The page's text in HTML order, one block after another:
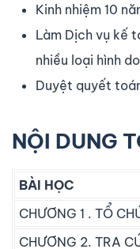
Kinh nhiệm 10
Làm Dịch vụ kế
nhiều loại hình
Duyệt quyết
NỘI DUNG
BÀI HỌC
CHƯƠNG 1 . TỔ
CHƯƠNG 2. TRA